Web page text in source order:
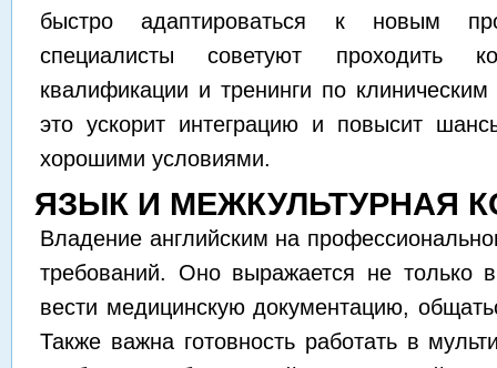
быстро адаптироваться к новым
специалисты советуют проходить
квалификации и тренинги по
это ускорит интеграцию и повысит
хорошими условиями.
ЯЗЫК И МЕЖКУЛЬТУРНАЯ
Владение английским на
требований. Оно выражается не только
вести медицинскую документацию,
Также важна готовность работать в